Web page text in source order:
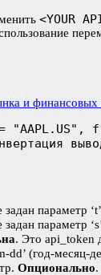
<YOUR
и финансовых
задан параметр
задан параметр
. Это api_token
(год-месяц-
Опционально